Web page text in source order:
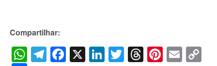
Compartilhar:
WhatsApp
Telegram
Facebook
X LinkedIn
Twitter
Threads